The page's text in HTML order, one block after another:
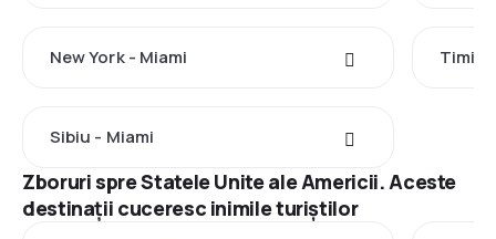
New York - Miami
Sibiu - Miami
Zboruri spre Statele Unite ale Americii. Aceste
destinații cuceresc inimile turiștilor